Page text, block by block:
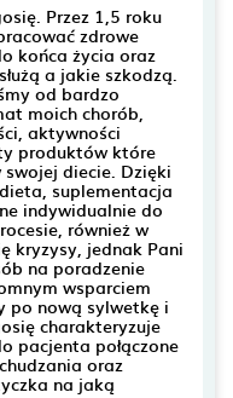
Przez 1,5 roku
zdrowe
końca życia oraz
a jakie szkodzą.
od bardzo
moich chorób,
aktywności
produktów które
diecie. Dzięki
suplementacja
indywidualnie do
również w
kryzysy, jednak Pani
na poradzenie
wsparciem
po nową sylwetkę i
charakteryzuje
pacjenta połączone
oraz
na jaką